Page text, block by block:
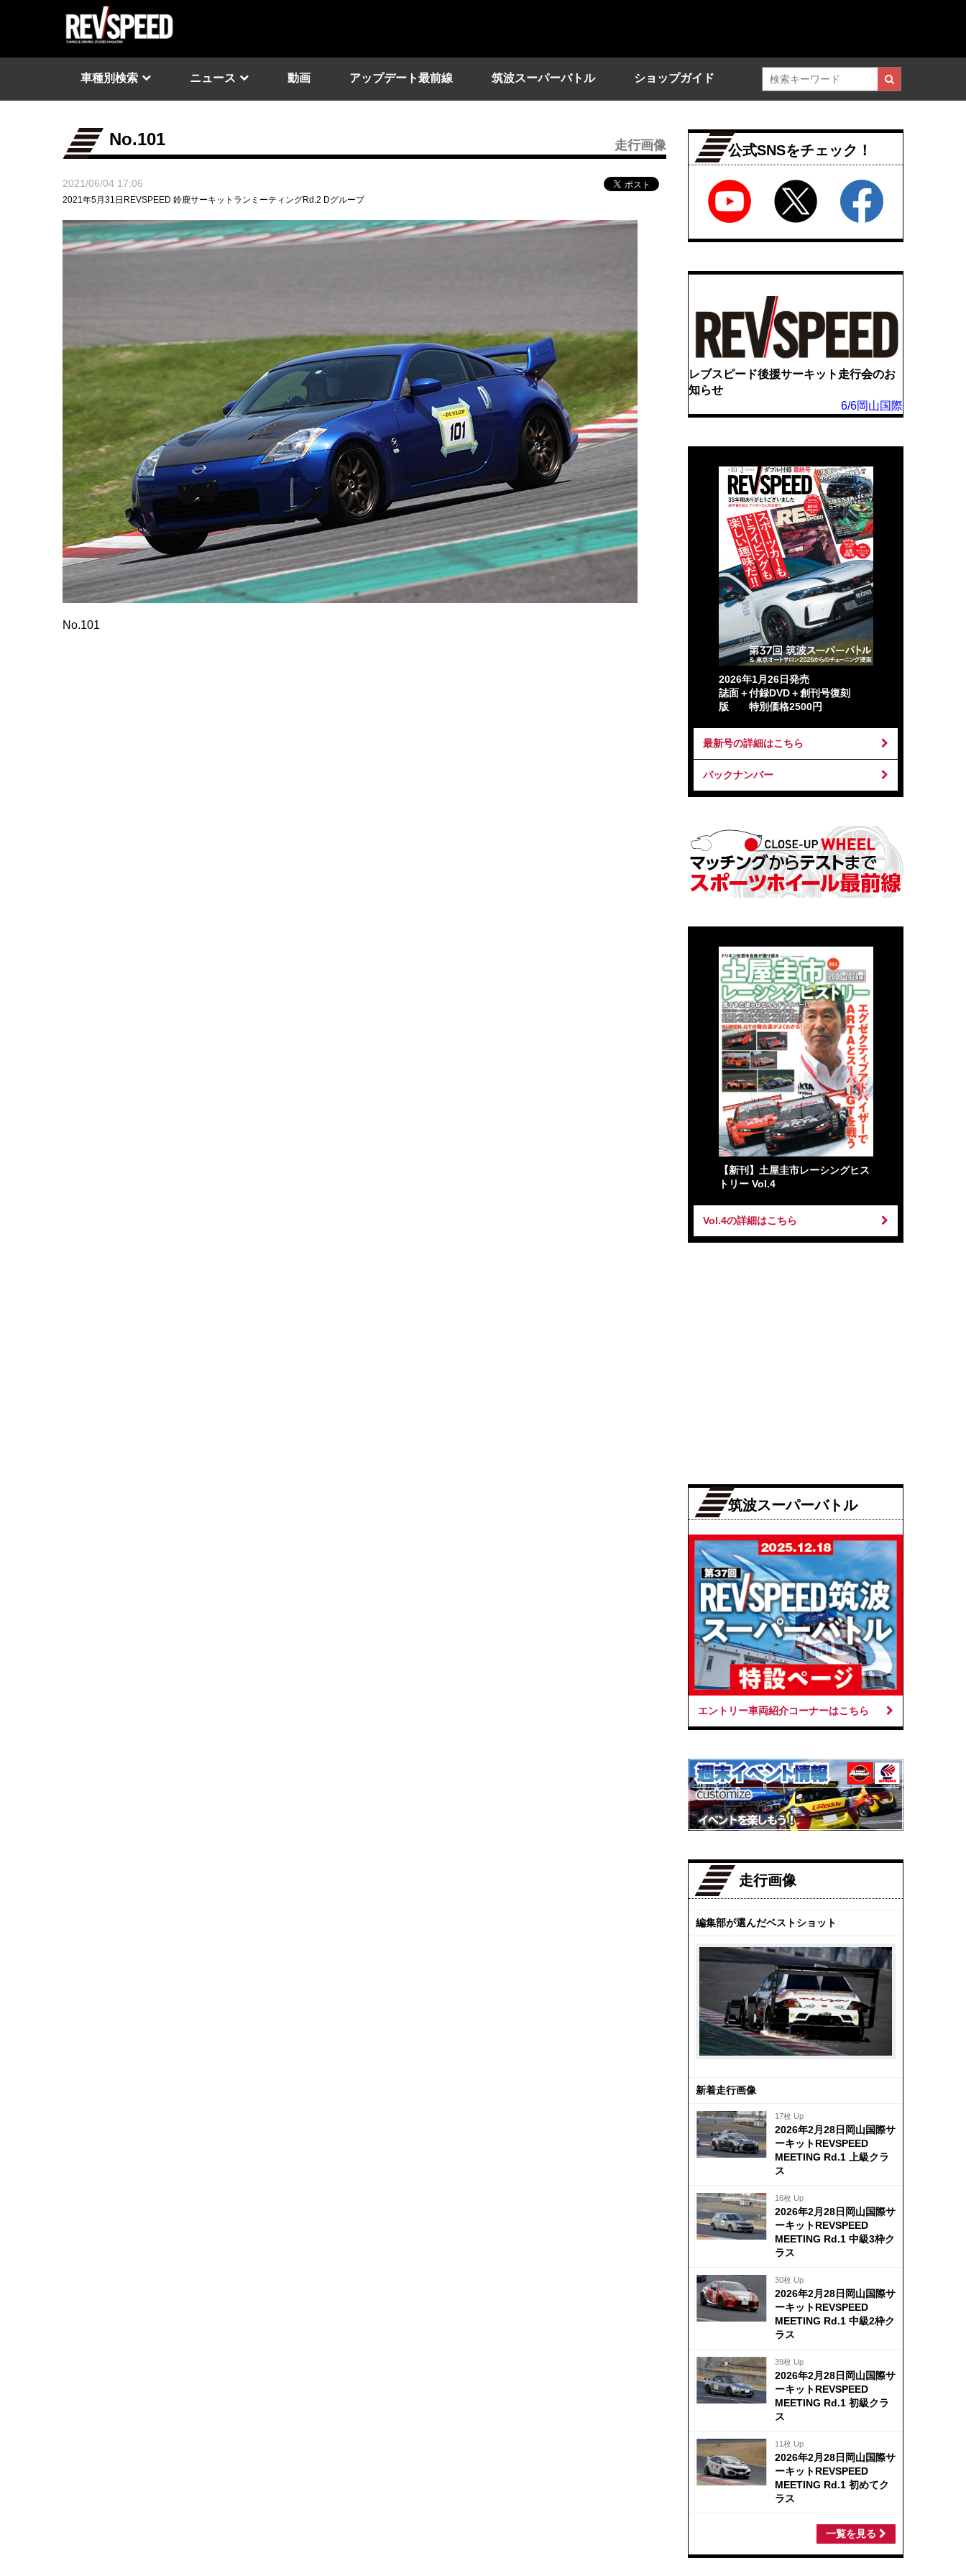
車種別検索 ニュース 動画 アップデート最前線 筑波スーパーバトル ショップガイド
No.101 走行画像
2021/06/04 17:06
2021年5月31日REVSPEED 鈴鹿サーキットランミーティングRd.2 Dグループ
No.101
公式SNSをチェック！
レブスピード後援サーキット走行会のお
知らせ
6/6岡山国際
2026年1月26日発売
誌面＋付録DVD＋創刊号復刻
版 特別価格2500円
最新号の詳細はこちら
バックナンバー
【新刊】土屋圭市レーシングヒス
トリー Vol.4
Vol.4の詳細はこちら
筑波スーパーバトル
エントリー車両紹介コーナーはこちら
走行画像
編集部が選んだベストショット
新着走行画像
17枚 Up
2026年2月28日岡山国際サ
ーキットREVSPEED
MEETING Rd.1 上級クラ
ス
16枚 Up
2026年2月28日岡山国際サ
ーキットREVSPEED
MEETING Rd.1 中級3枠ク
ラス
30枚 Up
2026年2月28日岡山国際サ
ーキットREVSPEED
MEETING Rd.1 中級2枠ク
ラス
39枚 Up
2026年2月28日岡山国際サ
ーキットREVSPEED
MEETING Rd.1 初級クラ
ス
11枚 Up
2026年2月28日岡山国際サ
ーキットREVSPEED
MEETING Rd.1 初めてク
ラス
一覧を見る